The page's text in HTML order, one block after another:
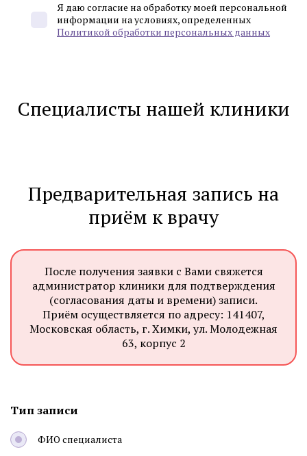
Я даю согласие на обработку моей персональной
информации на условиях, определенных
Политикой обработки персональных данных
Специалисты нашей клиники
Предварительная запись на
приём к врачу
После получения заявки с Вами свяжется
администратор клиники для подтверждения
(согласования даты и времени) записи.
Приём осуществляется по адресу: 141407,
Московская область, г. Химки, ул. Молодежная
63, корпус 2
Тип записи
ФИО специалиста